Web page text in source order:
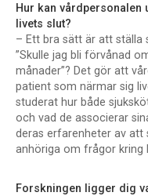
Hur kan vårdpersonalen
livets slut?
– Ett bra sätt är att ställa
”Skulle jag bli förvånad
månader”? Det gör att
patient som närmar sig
studerat hur både
och vad de associerar
deras erfarenheter av att
anhöriga om frågor kring
Forskningen ligger dig